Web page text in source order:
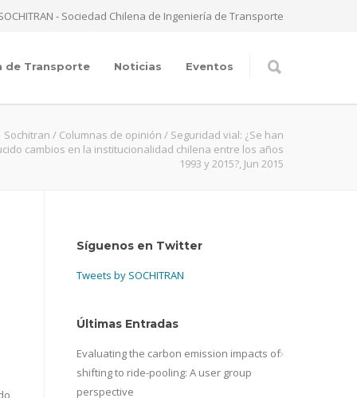
- Sociedad Chilena de Ingeniería de Transporte
de Transporte Noticias Eventos
Sochitran / Columnas de opinión / Seguridad vial: ¿Se han
cambios en la institucionalidad chilena entre los años
1993 y 2015?, Jun 2015
Síguenos en Twitter
Tweets by SOCHITRAN
Últimas Entradas
Evaluating the carbon emission impacts of
shifting to ride-pooling: A user group
perspective